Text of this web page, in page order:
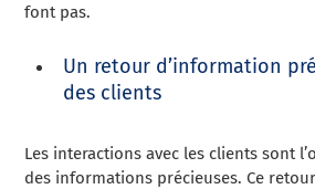
font pas.
Un retour d’information
des clients
Les interactions avec les clients sont
des informations précieuses. Ce